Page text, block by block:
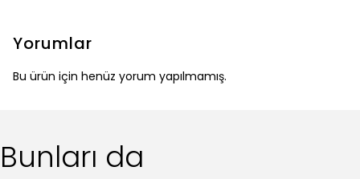
Yorumlar
Bu ürün için henüz yorum yapılmamış.
Bunları da